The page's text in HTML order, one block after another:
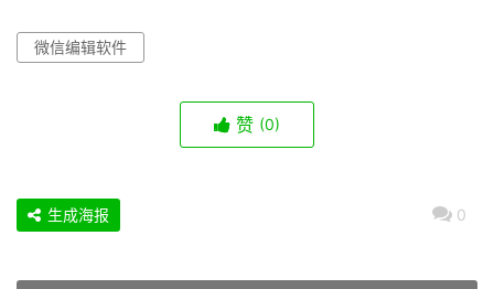
微信编辑软件
赞 (0)
0
生成海报